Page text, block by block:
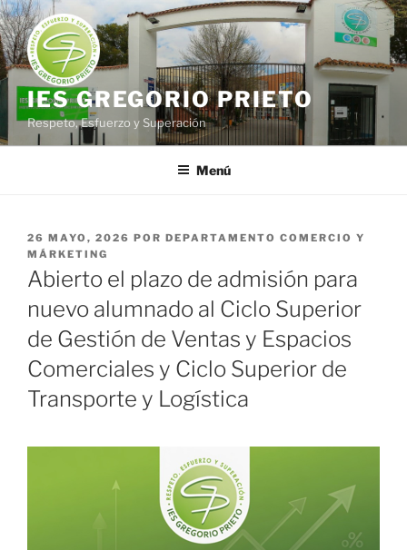
Saltar
al
contenido
IES GREGORIO PRIETO
Respeto, Esfuerzo y Superación
Menú
PUBLICADO
EL
26 MAYO, 2026 POR DEPARTAMENTO COMERCIO Y
MÁRKETING
Abierto el plazo de admisión para
nuevo alumnado al Ciclo Superior
de Gestión de Ventas y Espacios
Comerciales y Ciclo Superior de
Transporte y Logística